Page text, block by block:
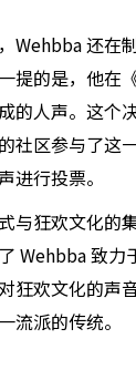
Wehbba 还在
提的是，他在
的人声。这个
社区参与了这
进行投票。
与狂欢文化的
Wehbba 致力
狂欢文化的声
流派的传统。